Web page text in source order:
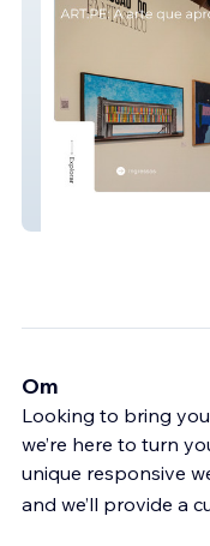
Om
Looking to bring
we’re here to turn
unique responsive
and we’ll provide a